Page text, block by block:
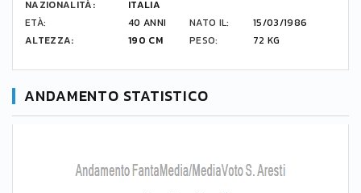
NAZIONALITÀ:
ITALIA
ETÀ:
40 ANNI NATO IL:
15/03/1986
ALTEZZA:
190 CM PESO: 72 KG
ANDAMENTO STATISTICO